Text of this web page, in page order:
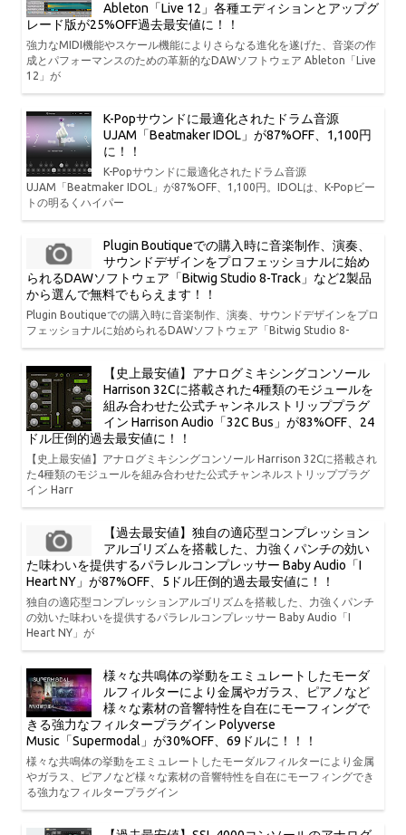
Ableton「Live 12」各種エディションとアップグ
レード版が25%OFF過去最安値に！！
強力なMIDI機能やスケール機能によりさらなる進化を遂げた、音楽の作
成とパフォーマンスのための革新的なDAWソフトウェア Ableton「Live
12」が
K-Popサウンドに最適化されたドラム音源
UJAM「Beatmaker IDOL」が87%OFF、1,100円
に！！
K-Popサウンドに最適化されたドラム音源
UJAM「Beatmaker IDOL」が87%OFF、1,100円。IDOLは、K-Popビー
トの明るくハイパー
Plugin Boutiqueでの購入時に音楽制作、演奏、
サウンドデザインをプロフェッショナルに始め
られるDAWソフトウェア「Bitwig Studio 8-Track」など2製品
から選んで無料でもらえます！！
Plugin Boutiqueでの購入時に音楽制作、演奏、サウンドデザインをプロ
フェッショナルに始められるDAWソフトウェア「Bitwig Studio 8-
【史上最安値】アナログミキシングコンソール
Harrison 32Cに搭載された4種類のモジュールを
組み合わせた公式チャンネルストリッププラグ
イン Harrison Audio「32C Bus」が83%OFF、24
ドル圧倒的過去最安値に！！
【史上最安値】アナログミキシングコンソール Harrison 32Cに搭載され
た4種類のモジュールを組み合わせた公式チャンネルストリッププラグ
イン Harr
【過去最安値】独自の適応型コンプレッション
アルゴリズムを搭載した、力強くパンチの効い
た味わいを提供するパラレルコンプレッサー Baby Audio「I
Heart NY」が87%OFF、5ドル圧倒的過去最安値に！！
独自の適応型コンプレッションアルゴリズムを搭載した、力強くパンチ
の効いた味わいを提供するパラレルコンプレッサー Baby Audio「I
Heart NY」が
様々な共鳴体の挙動をエミュレートしたモーダ
ルフィルターにより金属やガラス、ピアノなど
様々な素材の音響特性を自在にモーフィングで
きる強力なフィルタープラグイン Polyverse
Music「Supermodal」が30%OFF、69ドルに！！！
様々な共鳴体の挙動をエミュレートしたモーダルフィルターにより金属
やガラス、ピアノなど様々な素材の音響特性を自在にモーフィングでき
る強力なフィルタープラグイン